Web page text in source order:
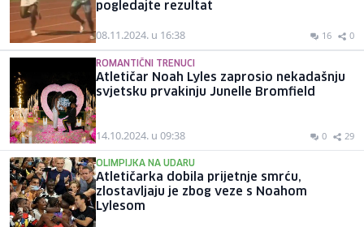
pogledajte rezultat
08.11.2024. u 16:38 16 0
ROMANTIČNI TRENUCI
Atletičar Noah Lyles zaprosio nekadašnju
svjetsku prvakinju Junelle Bromfield
14.10.2024. u 09:38 0 29
OLIMPIJKA NA UDARU
Atletičarka dobila prijetnje smrću,
zlostavljaju je zbog veze s Noahom
Lylesom